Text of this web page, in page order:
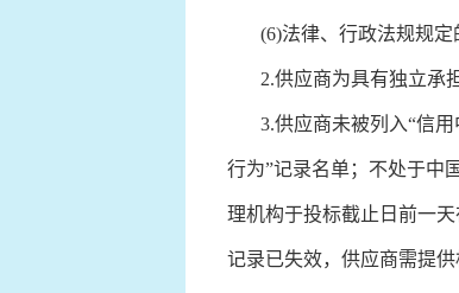
(6)法律、行政法规规定
2.供应商为具有独立承担
3.供应商未被列入“信用
行为”记录名单；不处于中
理机构于投标截止日前一天
记录已失效，供应商需提供